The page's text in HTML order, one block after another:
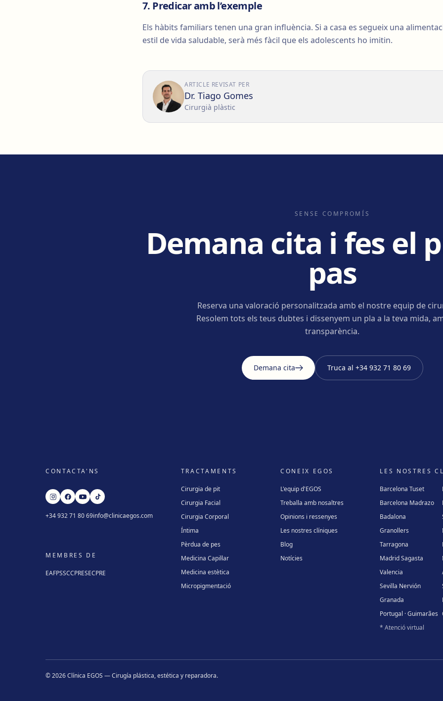
7. Predicar amb l’exemple
Els hàbits familiars tenen una gran influència. Si a casa es segueix una
estil de vida saludable, serà més fàcil que els adolescents ho imitin.
ARTICLE REVISAT PER
Dr. Tiago Gomes
Cirurgià plàstic
SENSE COMPROMÍS
Demana cita i fes el
pas
Reserva una valoració personalitzada amb el nostre equip de
Resolem tots els teus dubtes i dissenyem un pla a la teva mida,
transparència.
Demana cita Truca al +34 932 71 80 69
CONTACTA'NS
+34 932 71 80 69info@clinicaegos.com
MEMBRES DE
EAFPSSCCPRESECPRE
TRACTAMENTS
Cirurgia de pit
Cirurgia Facial
Cirurgia Corporal
Íntima
Pèrdua de pes
Medicina Capil·lar
Medicina estètica
Micropigmentació
CONEIX EGOS
L'equip d'EGOS
Treballa amb nosaltres
Opinions i ressenyes
Les nostres clíniques
Blog
Notícies
LES NOSTRES
Barcelona Tuset
Barcelona Madrazo
Badalona
Granollers
Tarragona
Madrid Sagasta
Valencia
Sevilla Nervión
Granada
Portugal · Guimarães
* Atenció virtual
©2026Clínica EGOS — Cirugía plástica, estética y reparadora.